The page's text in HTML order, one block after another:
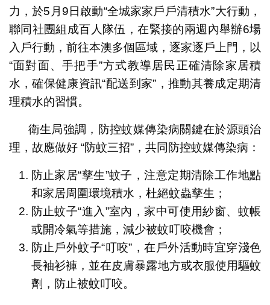
力，於5月9日啟動“全城家家戶戶清積水”大行動，
聯同社團組成百人隊伍，在緊接的兩週內舉辦6場
入戶行動，前往本澳多個區域，逐家逐戶上門，以
“面對面、手把手”方式教導居民正確清除家居積
水，確保健康資訊“配送到家”，推動其養成定期清
理積水的習慣。
衛生局強調，防控蚊媒傳染病關鍵在於源頭治
理，故應做好 “防蚊三招”，共同防控蚊媒傳染病：
防止家居“孳生”蚊子，注意定期清除工作地點
和家居周圍環境積水，杜絕蚊蟲孳生；
防止蚊子“進入”室內，家中可使用紗窗、蚊帳
或開冷氣等措施，減少被蚊叮咬機會；
防止戶外蚊子“叮咬”，在戶外活動時宜穿淺色
長袖衫褲，並在皮膚暴露地方或衣服使用驅蚊
劑，防止被蚊叮咬。